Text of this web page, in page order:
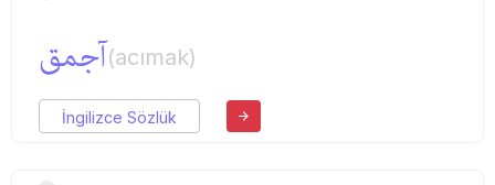
آجمق(acımak)
İngilizce Sözlük